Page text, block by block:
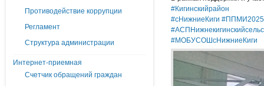
Противодействие коррупции
Регламент
Структура администрации
Интернет-приемная
Счетчик обращений граждан
#Кигинскийрайон
#сНижниеКиги #ППМИ2025
#МОБУСОШсНижниеКиги